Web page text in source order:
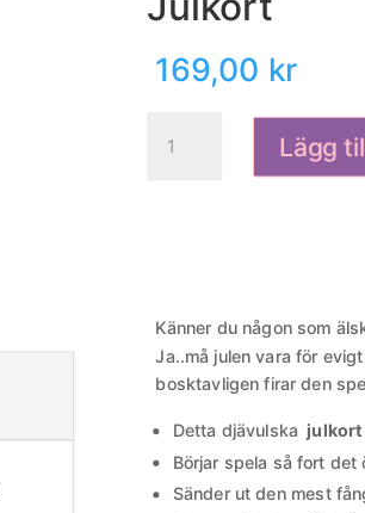
169,00 kr
Aldrig
Lägg
Känner du någon som
Ja..må julen vara för
bosktavligen firar den
Detta djävulska julkort
Börjar spela så fort det
Sänder ut den mest